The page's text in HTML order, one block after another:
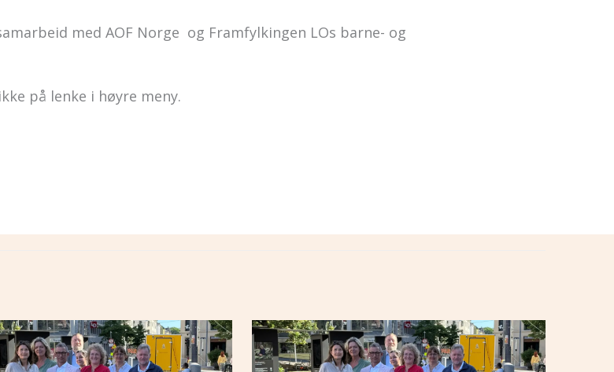
med AOF Norge og Framfylkingen LOs barne- og
på lenke i høyre meny.